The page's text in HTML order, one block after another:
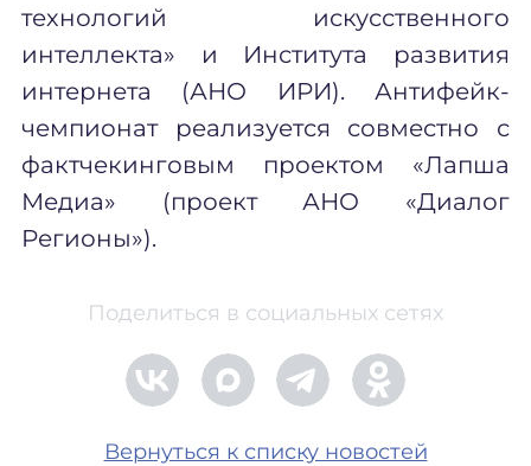
технологий искусственного
интеллекта» и Института развития
интернета (АНО ИРИ). Антифейк-
чемпионат реализуется совместно с
фактчекинговым проектом «Лапша
Медиа» (проект АНО «Диалог
Регионы»).
Поделиться в социальных сетях
Вернуться к списку новостей